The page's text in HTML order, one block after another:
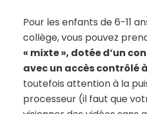
Pour les enfants de 6-11
collège, vous pouvez
« mixte », dotée d’un
avec un accès contrôlé
toutefois attention à la
processeur (il faut que